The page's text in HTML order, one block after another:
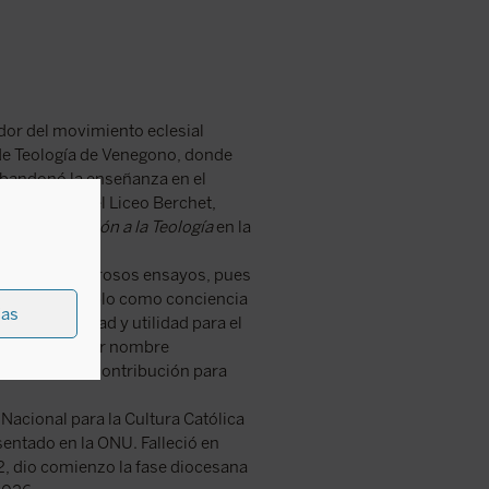
del movimiento eclesial
Teología de Venegono, donde
la enseñanza en el
de Milán, el Liceo Berchet,
Introducción a la Teologíaen la
vida numerosos ensayos, pues
un pueblo como conciencia
razonabilidad y utilidad para el
que lleva por nombre
sincera contribución para
para la Cultura Católica
en la ONU. Falleció en
dio comienzo la fase diocesana